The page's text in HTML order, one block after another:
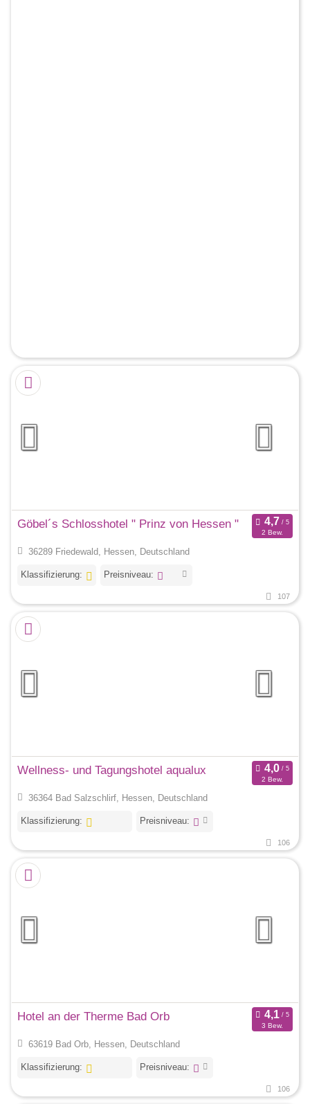
Göbel´s Schlosshotel " Prinz von Hessen "
2 Bew.
36289 Friedewald, Hessen, Deutschland
Klassifizierung: Preisniveau:
107
Wellness- und Tagungshotel aqualux
2 Bew.
36364 Bad Salzschlirf, Hessen, Deutschland
Klassifizierung: Preisniveau:
106
Hotel an der Therme Bad Orb
3 Bew.
63619 Bad Orb, Hessen, Deutschland
Klassifizierung: Preisniveau:
106